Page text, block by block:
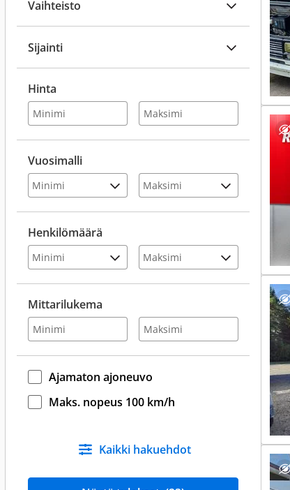
Vaihteisto
Sijainti
Henkilömäärä
Mittarilukema
Vuosimalli
Hinta
Ajamaton ajoneuvo
Maks. nopeus 100 km/h
Kaikki hakuehdot